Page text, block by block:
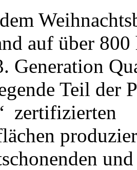
auf über
Generation
Teil der
zertifizierten